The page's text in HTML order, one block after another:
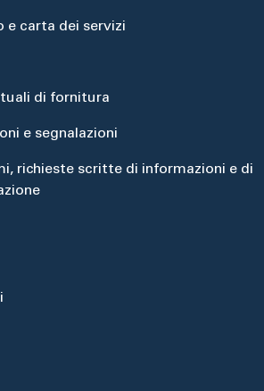
e carta dei servizi
di fornitura
e segnalazioni
richieste scritte di informazioni e di